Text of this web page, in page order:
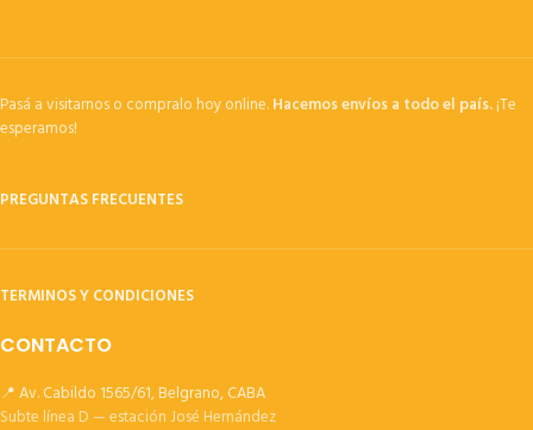
Pasá a visitarnos o compralo hoy online.Hacemos envíos a todo el país.¡Te
esperamos!
PREGUNTAS FRECUENTES
TERMINOS Y CONDICIONES
CONTACTO
📍 Av. Cabildo 1565/61, Belgrano, CABA
Subte línea D — estación José Hernández